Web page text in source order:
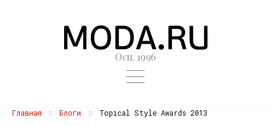
Осн. 1996
Главная Блоги Topical Style Awards 2013